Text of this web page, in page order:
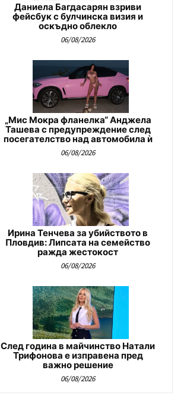
Даниела Багдасарян взриви
фейсбук с булчинска визия и
оскъдно облекло
06/08/2026
„Мис Мокра фланелка“ Анджела
Ташева с предупреждение след
посегателство над автомобила ѝ
06/08/2026
Ирина Тенчева за убийството в
Пловдив: Липсата на семейство
ражда жестокост
06/08/2026
След година в майчинство Натали
Трифонова е изправена пред
важно решение
06/08/2026